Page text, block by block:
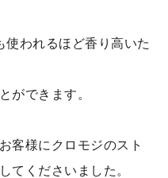
使われるほど香り高いた
ができます。
客様にクロモジのスト
てくださいました。